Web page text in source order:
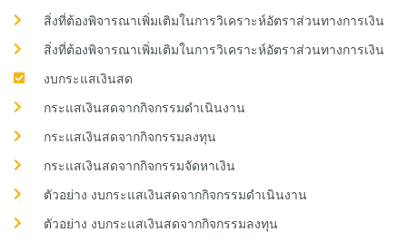
สิ่งที่ต้องพิจารณาเพิ่มเติมในการวิเคราะห์อัตราส่วนทางการเงิน
สิ่งที่ต้องพิจารณาเพิ่มเติมในการวิเคราะห์อัตราส่วนทางการเงิน
งบกระแสเงินสด
กระแสเงินสดจากกิจกรรมดำเนินงาน
กระแสเงินสดจากกิจกรรมลงทุน
กระแสเงินสดจากกิจกรรมจัดหาเงิน
ตัวอย่าง งบกระแสเงินสดจากกิจกรรมดำเนินงาน
ตัวอย่าง งบกระแสเงินสดจากกิจกรรมลงทุน